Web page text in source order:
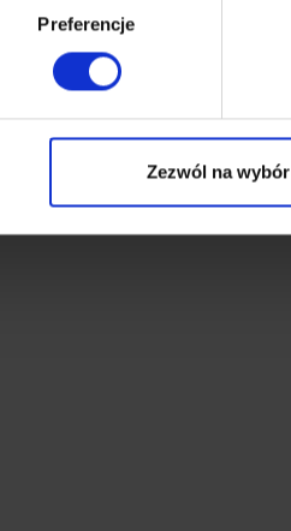
Preferencje
Zezwól na wybór
(6)